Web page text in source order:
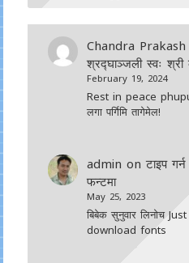
Chandra
श्रद्घाञ्जली स्वः श्री
February 19, 2024
Rest in peace
लगा पर्गिमि तागेमेल!
admin onटाइप
फन्टमा
May 25, 2023
बिबेक सुनुवार लिनोच
download fonts